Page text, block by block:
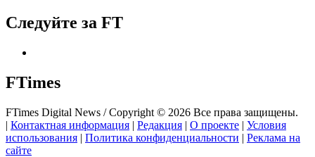
Следуйте за FT
FTimes
FTimes Digital News / Copyright © 2026 Все права защищены.
| Контактная информация | Редакция | О проекте | Условия
использования | Политика конфиденциальности | Реклама на
сайте